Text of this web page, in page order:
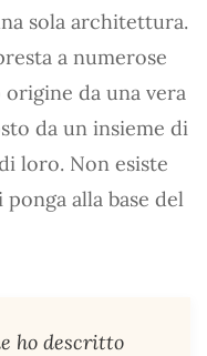
sola architettura.
a numerose
da una vera
da un insieme di
loro. Non esiste
alla base del
ho descritto